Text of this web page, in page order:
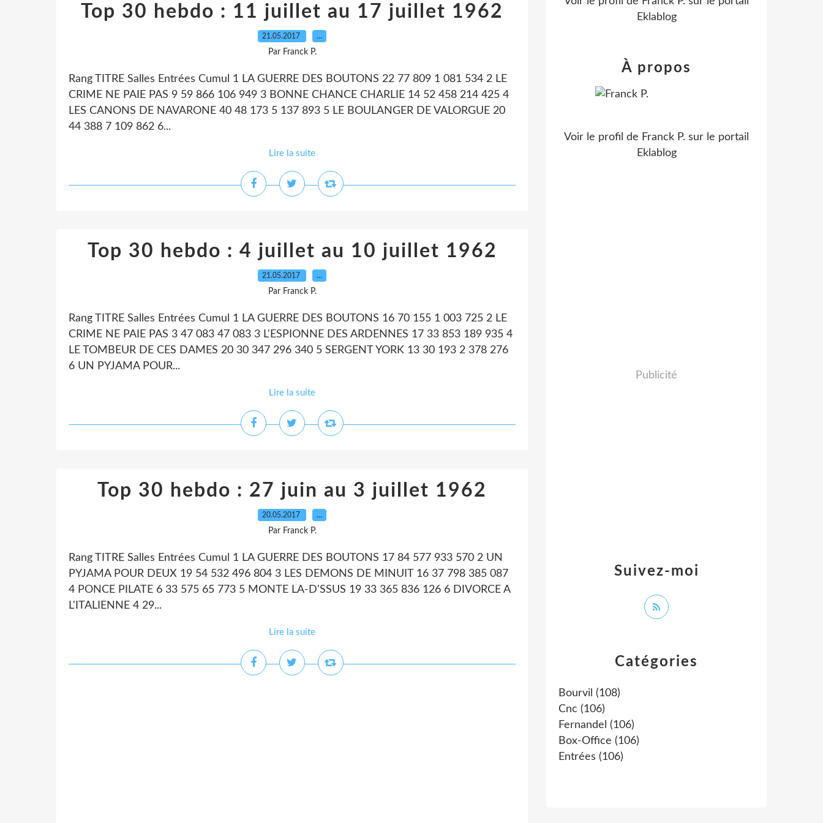
Top 30 hebdo : 11 juillet au 17 juillet 1962
21.05.2017 …
Par Franck P.
Rang TITRE Salles Entrées Cumul 1 LA GUERRE DES BOUTONS 22 77 809 1 081 534 2 LE
CRIME NE PAIE PAS 9 59 866 106 949 3 BONNE CHANCE CHARLIE 14 52 458 214 425 4
LES CANONS DE NAVARONE 40 48 173 5 137 893 5 LE BOULANGER DE VALORGUE 20
44 388 7 109 862 6...
Lire la suite
Top 30 hebdo : 4 juillet au 10 juillet 1962
21.05.2017 …
Par Franck P.
Rang TITRE Salles Entrées Cumul 1 LA GUERRE DES BOUTONS 16 70 155 1 003 725 2 LE
CRIME NE PAIE PAS 3 47 083 47 083 3 L'ESPIONNE DES ARDENNES 17 33 853 189 935 4
LE TOMBEUR DE CES DAMES 20 30 347 296 340 5 SERGENT YORK 13 30 193 2 378 276
6 UN PYJAMA POUR...
Lire la suite
Top 30 hebdo : 27 juin au 3 juillet 1962
20.05.2017 …
Par Franck P.
Rang TITRE Salles Entrées Cumul 1 LA GUERRE DES BOUTONS 17 84 577 933 570 2 UN
PYJAMA POUR DEUX 19 54 532 496 804 3 LES DEMONS DE MINUIT 16 37 798 385 087
4 PONCE PILATE 6 33 575 65 773 5 MONTE LA-D'SSUS 19 33 365 836 126 6 DIVORCE A
L'ITALIENNE 4 29...
Lire la suite
Catégories
Bourvil (108)
Cnc (106)
Fernandel (106)
Box-Office (106)
Entrées (106)
Eklablog
Suivez-moi
À propos
Voir le profil de Franck P. sur le portail
Eklablog
Publicité